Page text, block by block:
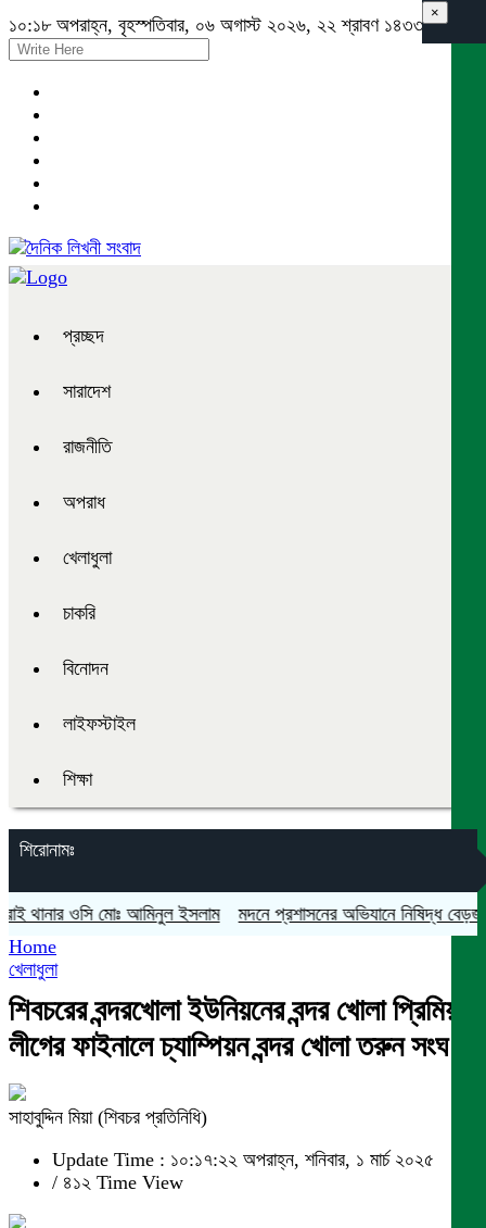
১০:১৮ অপরাহ্ন, বৃহস্পতিবার, ০৬ অগাস্ট ২০২৬, ২২ শ্রাবণ ১৪৩৩ বঙ্গাব্দ
প্রচ্ছদ
সারাদেশ
রাজনীতি
অপরাধ
খেলাধুলা
চাকরি
বিনোদন
লাইফস্টাইল
শিক্ষা
শিরোনামঃ
থানার ওসি মোঃ আমিনুল ইসলাম মদনে প্রশাসনের অভিযানে নিষিদ্ধ বেড়জাল
×
Home
খেলাধুলা
শিবচরের বন্দরখোলা ইউনিয়নের বন্দর খোলা প্রিমিয়ার
লীগের ফাইনালে চ্যাম্পিয়ন বন্দর খোলা তরুন সংঘ ।
সাহাবুদ্দিন মিয়া (শিবচর প্রতিনিধি)
Update Time : ১০:১৭:২২ অপরাহ্ন, শনিবার, ১ মার্চ ২০২৫
/ ৪১২ Time View